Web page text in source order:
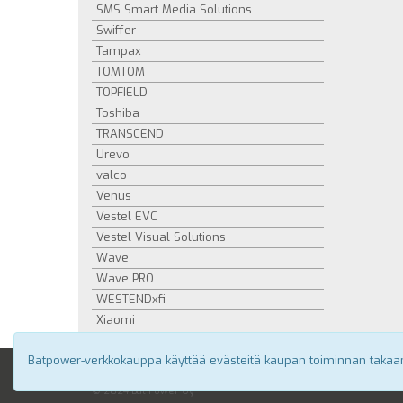
SMS Smart Media Solutions
Swiffer
Tampax
TOMTOM
TOPFIELD
Toshiba
TRANSCEND
Urevo
valco
Venus
Vestel EVC
Vestel Visual Solutions
Wave
Wave PRO
WESTENDxfi
Xiaomi
Tuotteet|
© 2024 Bat Power Oy
Batpower-verkkokauppa käyttää evästeitä kaupan toiminnan